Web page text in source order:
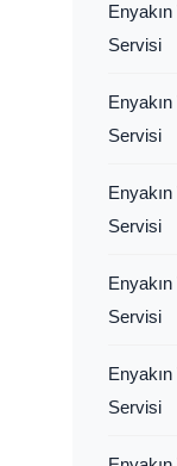
Enyakın
Servisi
Enyakın
Servisi
Servisi
Servisi
Servisi